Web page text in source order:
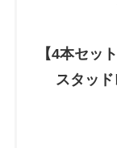
【4本セッ
スタッ